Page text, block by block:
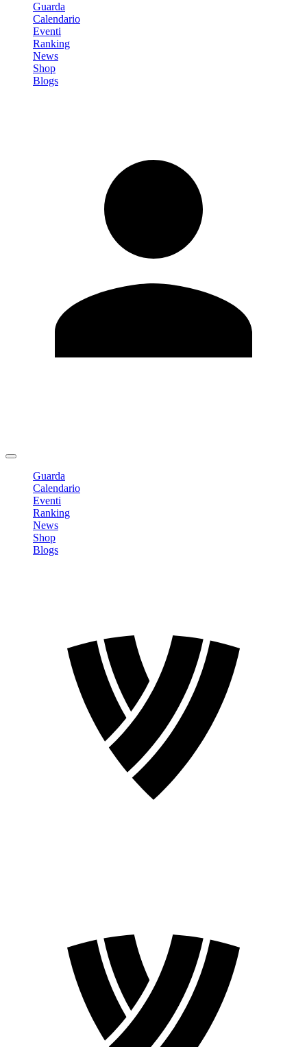
Guarda
Calendario
Eventi
Ranking
News
Shop
Blogs
Guarda
Calendario
Eventi
Ranking
News
Shop
Blogs